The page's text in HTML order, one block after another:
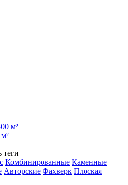
м²
теги
Комбинированные Каменные
Авторские Фахверк Плоская